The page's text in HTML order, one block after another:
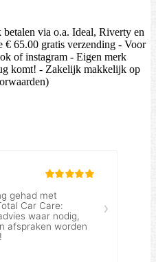
via o.a. Ideal, Riverty en
€ 65.00 gratis verzending - Voor
of instagram - Eigen merk
komt! - Zakelijk makkelijk op